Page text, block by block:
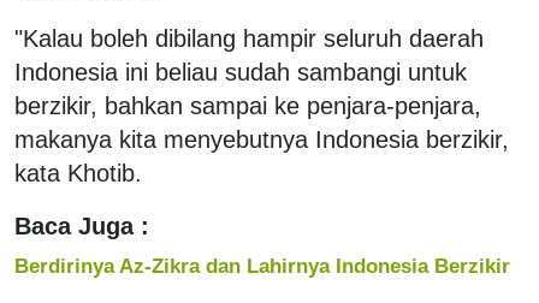
"Kalau boleh dibilang hampir seluruh daerah
Indonesia ini beliau sudah sambangi untuk
berzikir, bahkan sampai ke penjara-penjara,
makanya kita menyebutnya Indonesia berzikir,
kata Khotib.
Baca Juga :
Berdirinya Az-Zikra dan Lahirnya Indonesia Berzikir